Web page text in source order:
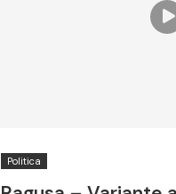
Politica